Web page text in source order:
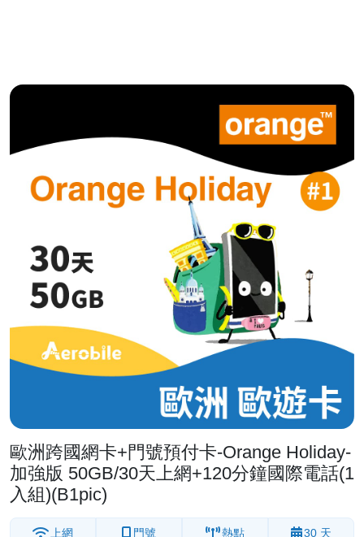
歐洲跨國網卡+門號預付卡-Orange Holiday-
加強版 50GB/30天上網+120分鐘國際電話(1
入組)(B1pic)
上網 門號 熱點 30 天